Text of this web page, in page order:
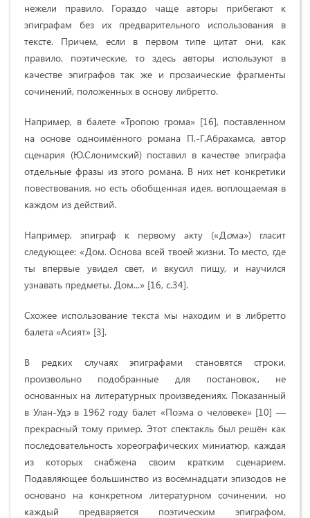
нежели правило. Гораздо чаще авторы прибегают к
эпиграфам без их предварительного использования в
тексте. Причем, если в первом типе цитат они, как
правило, поэтические, то здесь авторы используют в
качестве эпиграфов так же и прозаические фрагменты
сочинений, положенных в основу либретто.
Например, в балете «Тропою грома» [16], поставленном
на основе одноимённого романа П.-Г.Абрахамса, автор
сценария (Ю.Слонимский) поставил в качестве эпиграфа
отдельные фразы из этого романа. В них нет конкретики
повествования, но есть обобщенная идея, воплощаемая в
каждом из действий.
Например, эпиграф к первому акту («Дома») гласит
следующее: «Дом. Основа всей твоей жизни. То место, где
ты впервые увидел свет, и вкусил пищу, и научился
узнавать предметы. Дом...» [16, с.34].
Схожее использование текста мы находим и в либретто
балета «Асият» [3].
В редких случаях эпиграфами становятся строки,
произвольно подобранные для постановок, не
основанных на литературных произведениях. Показанный
в Улан-Удэ в 1962 году балет «Поэма о человеке» [10] —
прекрасный тому пример. Этот спектакль был решён как
последовательность хореографических миниатюр, каждая
из которых снабжена своим кратким сценарием.
Подавляющее большинство из восемнадцати эпизодов не
основано на конкретном литературном сочинении, но
каждый предваряется поэтическим эпиграфом,